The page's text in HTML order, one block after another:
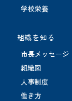
組織を知る
市長メッセージ
組織図
人事制度
働き方
学校栄養